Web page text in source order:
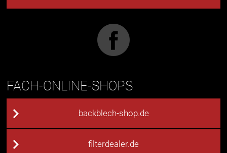
FACH-ONLINE-SHOPS
backblech-shop.de
filterdealer.de